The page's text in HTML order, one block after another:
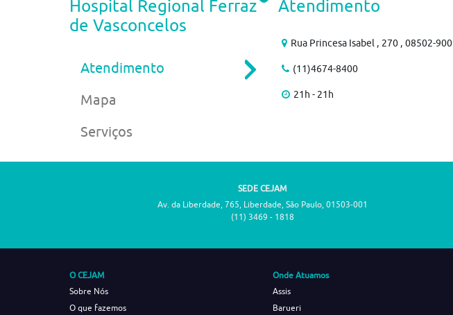
Hospital Regional Ferraz
de Vasconcelos
Atendimento
Mapa
Serviços
Atendimento
Rua Princesa Isabel , 270 , 08502-900
(11)4674-8400
21h - 21h
SEDE CEJAM
Av. da Liberdade, 765, Liberdade, São Paulo, 01503-001
(11) 3469 - 1818
O CEJAM
Sobre Nós
O que fazemos
Onde Atuamos
Assis
Barueri